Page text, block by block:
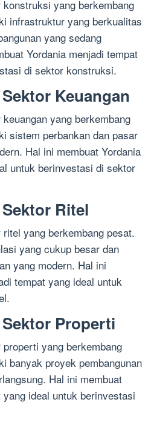
yang berkembang
infrastruktur yang berkualitas
yang sedang
Yordania menjadi tempat
di sektor konstruksi.
Keuangan
yang berkembang
sistem perbankan dan pasar
Hal ini membuat Yordania
untuk berinvestasi di sektor
Ritel
yang berkembang pesat.
yang cukup besar dan
yang modern. Hal ini
tempat yang ideal untuk
Properti
yang berkembang
banyak proyek pembangunan
Hal ini membuat
ideal untuk berinvestasi